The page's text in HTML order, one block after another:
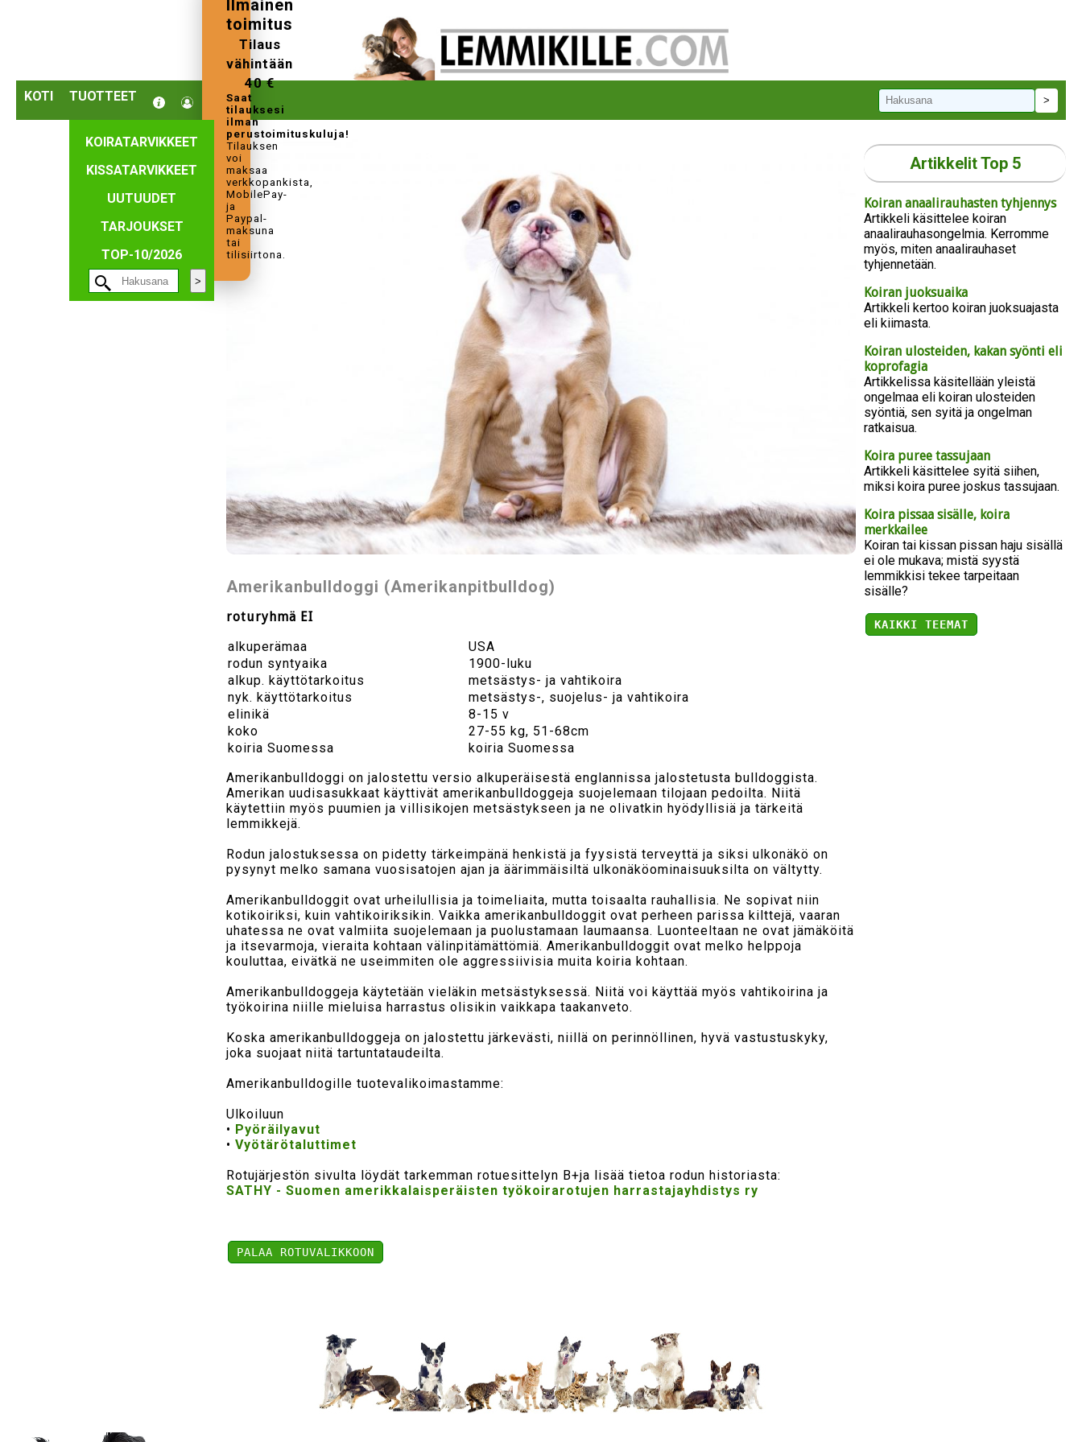
KOTI TUOTTEET
KOIRATARVIKKEET
KISSATARVIKKEET
UUTUUDET
TARJOUKSET
TOP-10/2026
Ilmainen
toimitus
Tilaus
vähintään
40 €
Saat
tilauksesi
ilman
perustoimituskuluja!
Tilauksen
voi
maksaa
verkkopankista,
MobilePay-
ja
Paypal-
maksuna
tai
tilisiirtona.
Amerikanbulldoggi (Amerikanpitbulldog)
roturyhmä EI
alkuperämaa
USA
rodun syntyaika
1900-luku
alkup. käyttötarkoitus
metsästys- ja vahtikoira
nyk. käyttötarkoitus
metsästys-, suojelus- ja vahtikoira
elinikä
8-15 v
koko
27-55 kg, 51-68cm
koiria Suomessa
koiria Suomessa
Amerikanbulldoggi on jalostettu versio alkuperäisestä englannissa jalostetusta bulldoggista.
Amerikan uudisasukkaat käyttivät amerikanbulldoggeja suojelemaan tilojaan pedoilta. Niitä
käytettiin myös puumien ja villisikojen metsästykseen ja ne olivatkin hyödyllisiä ja tärkeitä
lemmikkejä.
Rodun jalostuksessa on pidetty tärkeimpänä henkistä ja fyysistä terveyttä ja siksi ulkonäkö on
pysynyt melko samana vuosisatojen ajan ja äärimmäisiltä ulkonäköominaisuuksilta on vältytty.
Amerikanbulldoggit ovat urheilullisia ja toimeliaita, mutta toisaalta rauhallisia. Ne sopivat niin
kotikoiriksi, kuin vahtikoiriksikin. Vaikka amerikanbulldoggit ovat perheen parissa kilttejä, vaaran
uhatessa ne ovat valmiita suojelemaan ja puolustamaan laumaansa. Luonteeltaan ne ovat jämäköitä
ja itsevarmoja, vieraita kohtaan välinpitämättömiä. Amerikanbulldoggit ovat melko helppoja
kouluttaa, eivätkä ne useimmiten ole aggressiivisia muita koiria kohtaan.
Amerikanbulldoggeja käytetään vieläkin metsästyksessä. Niitä voi käyttää myös vahtikoirina ja
työkoirina niille mieluisa harrastus olisikin vaikkapa taakanveto.
Koska amerikanbulldoggeja on jalostettu järkevästi, niillä on perinnöllinen, hyvä vastustuskyky,
joka suojaat niitä tartuntataudeilta.
Amerikanbulldogille tuotevalikoimastamme:
Ulkoiluun
• Pyöräilyavut
• Vyötärötaluttimet
Rotujärjestön sivulta löydät tarkemman rotuesittelyn B+ja lisää tietoa rodun historiasta:
SATHY - Suomen amerikkalaisperäisten työkoirarotujen harrastajayhdistys ry
PALAA ROTUVALIKKOON
Artikkelit Top 5
Koiran anaalirauhasten tyhjennys
Artikkeli käsittelee koiran
anaalirauhasongelmia. Kerromme
myös, miten anaalirauhaset
tyhjennetään.
Koiran juoksuaika
Artikkeli kertoo koiran juoksuajasta
eli kiimasta.
Koiran ulosteiden, kakan syönti eli
koprofagia
Artikkelissa käsitellään yleistä
ongelmaa eli koiran ulosteiden
syöntiä, sen syitä ja ongelman
ratkaisua.
Koira puree tassujaan
Artikkeli käsittelee syitä siihen,
miksi koira puree joskus tassujaan.
Koira pissaa sisälle, koira
merkkailee
Koiran tai kissan pissan haju sisällä
ei ole mukava; mistä syystä
lemmikkisi tekee tarpeitaan
sisälle?
KAIKKI TEEMAT